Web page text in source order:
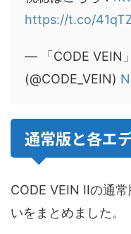
https://t.co/
— 「CODE VEIN
(@CODE_VEIN)
通常版と各エ
CODE VEIN IIの通常
いをまとめました。